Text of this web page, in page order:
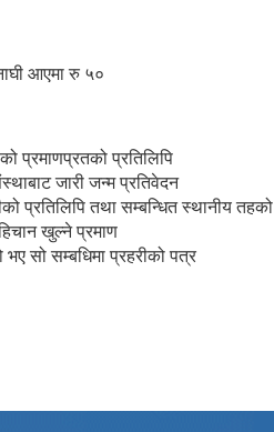
आएमा रु ५०
प्रमाणप्रतको प्रतिलिपि
जारी जन्म प्रतिवेदन
प्रतिलिपि तथा सम्बन्धित स्थानीय
खुल्ने प्रमाण
भए सो सम्बधिमा प्रहरीको पत्र